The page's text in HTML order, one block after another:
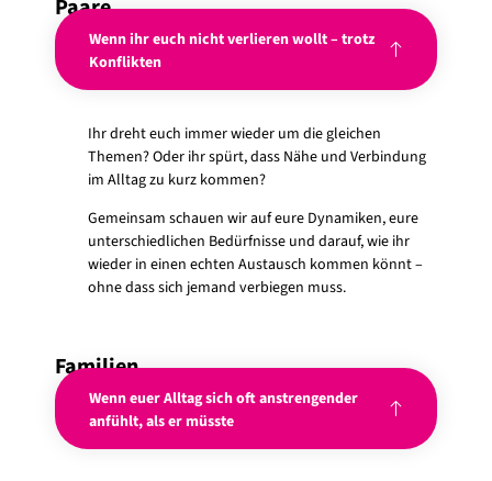
Paare
Wenn ihr euch nicht verlieren wollt – trotz
Konflikten
Ihr dreht euch immer wieder um die gleichen
Themen? Oder ihr spürt, dass Nähe und Verbindung
im Alltag zu kurz kommen?
Gemeinsam schauen wir auf eure Dynamiken, eure
unterschiedlichen Bedürfnisse und darauf, wie ihr
wieder in einen echten Austausch kommen könnt –
ohne dass sich jemand verbiegen muss.
Familien
Wenn euer Alltag sich oft anstrengender
anfühlt, als er müsste